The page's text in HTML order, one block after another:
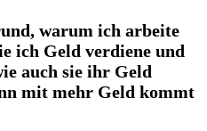
warum ich arbeite
ich Geld verdiene und
auch sie ihr Geld
mit mehr Geld kommt